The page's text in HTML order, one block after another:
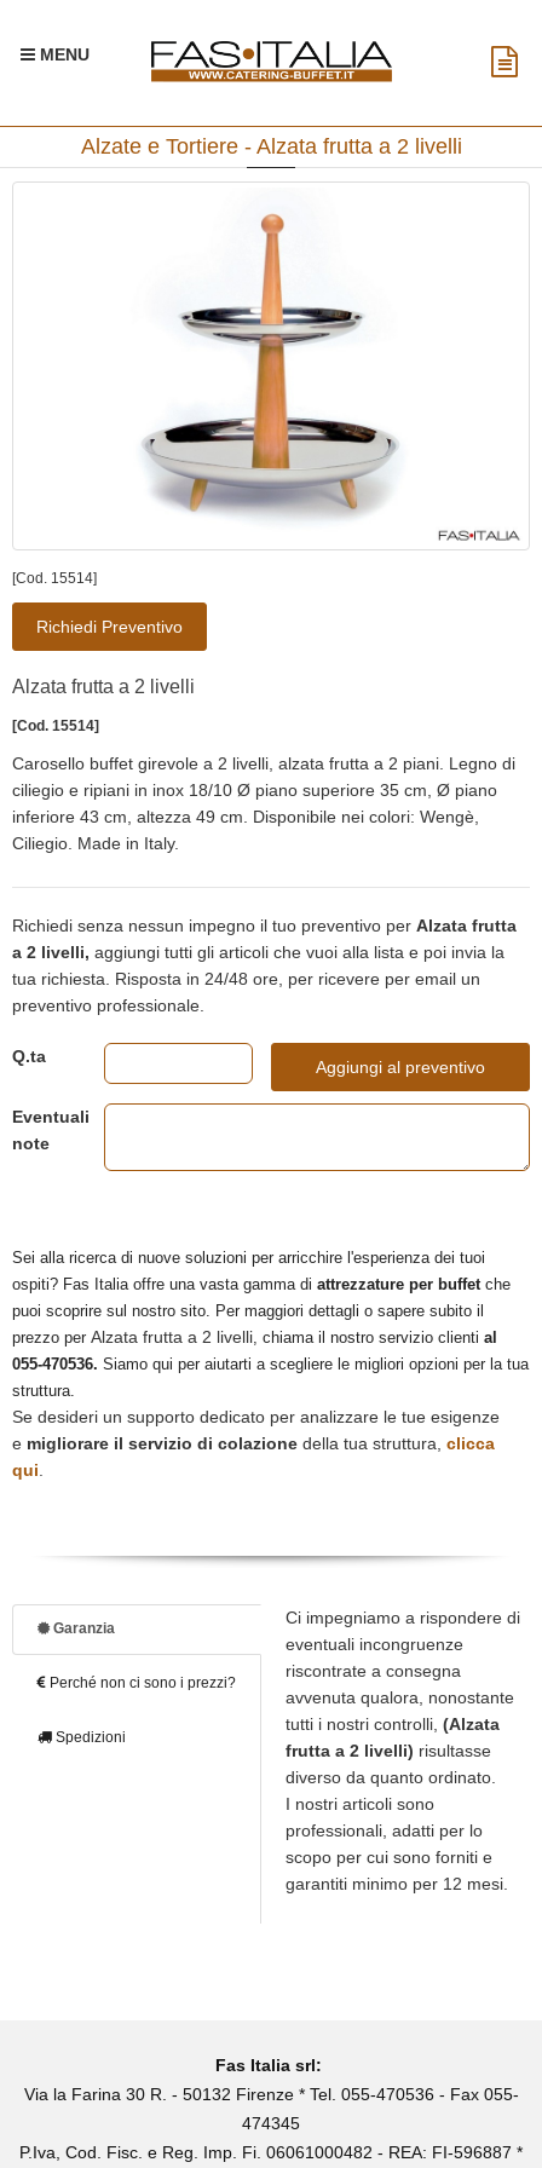
MENU
Alzate e Tortiere - Alzata frutta a 2 livelli
[Cod. 15514]
Richiedi Preventivo
Alzata frutta a 2 livelli
[Cod. 15514]
Carosello buffet girevole a 2 livelli, alzata frutta a 2 piani. Legno di
ciliegio e ripiani in inox 18/10 Ø piano superiore 35 cm, Ø piano
inferiore 43 cm, altezza 49 cm. Disponibile nei colori: Wengè,
Ciliegio. Made in Italy.
Richiedi senza nessun impegno il tuo preventivo per Alzata frutta
a 2 livelli, aggiungi tutti gli articoli che vuoi alla lista e poi invia la
tua richiesta. Risposta in 24/48 ore, per ricevere per email un
preventivo professionale.
Q.ta
Aggiungi al preventivo
Eventuali
note
Sei alla ricerca di nuove soluzioni per arricchire l'esperienza dei tuoi
ospiti? Fas Italia offre una vasta gamma di attrezzature per buffetche
puoi scoprire sul nostro sito. Per maggiori dettagli o sapere subito il
prezzo per Alzata frutta a 2 livelli, chiama il nostro servizio clienti al
055-470536. Siamo qui per aiutarti a scegliere le migliori opzioni per la tua
struttura.
Se desideri un supporto dedicato per analizzare le tue esigenze
e migliorare il servizio di colazione della tua struttura, clicca
qui.
Garanzia
Perché non ci sono i prezzi?
Spedizioni
Ci impegniamo a rispondere di
eventuali incongruenze
riscontrate a consegna
avvenuta qualora, nonostante
tutti i nostri controlli, (Alzata
frutta a 2 livelli) risultasse
diverso da quanto ordinato.
I nostri articoli sono
professionali, adatti per lo
scopo per cui sono forniti e
garantiti minimo per 12 mesi.
Fas Italia srl:
Via la Farina 30 R. - 50132 Firenze * Tel. 055-470536 - Fax 055-
474345
P.Iva, Cod. Fisc. e Reg. Imp. Fi. 06061000482 - REA: FI-596887 *